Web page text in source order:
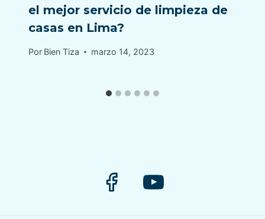
el mejor servicio de limpieza de
casas en Lima?
Por Bien Tiza marzo 14, 2023